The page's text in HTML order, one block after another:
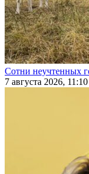
Сотни неучтенных
7 августа 2026, 11:10